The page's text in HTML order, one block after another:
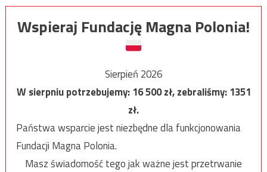
Wspieraj Fundację Magna Polonia!
Sierpień 2026
W sierpniu potrzebujemy:16 500zł, zebraliśmy:1351
zł.
Państwa wsparcie jest niezbędne dla funkcjonowania
Fundacji Magna Polonia.
Masz świadomość tego jak ważne jest przetrwanie